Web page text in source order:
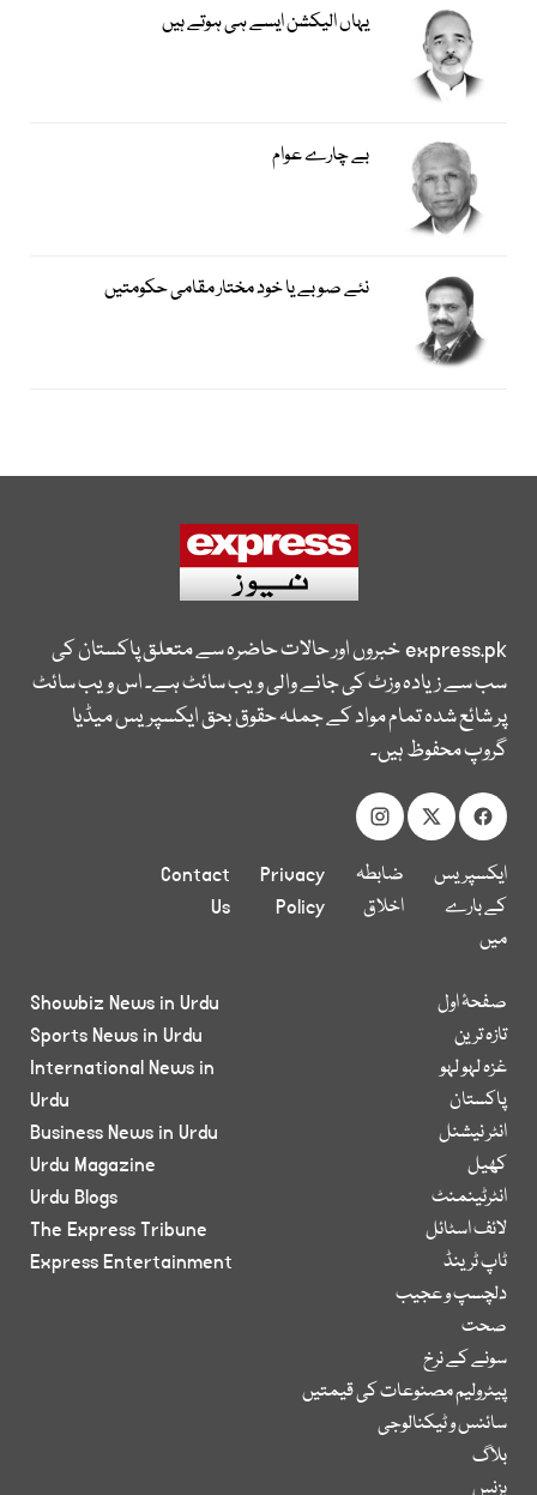
یہاں الیکشن ایسے ہی ہوتے ہیں
بے چارے عوام
نئے صوبے یا خود مختار مقامی حکومتیں
express.pkخبروں اور حالات حاضرہ سے متعلق پاکستان کی
سب سے زیادہ وزٹ کی جانے والی ویب سائٹ ہے۔ اس ویب سائٹ
پر شائع شدہ تمام مواد کے جملہ حقوق بحق ایکسپریس میڈیا
گروپ محفوظ ہیں۔
ایکسپریس
کے بارے
میں
ضابطہ
اخلاق
Privacy
Policy
Contact
Us
صفحۂ اول
تازہ ترین
غزہ لہو لہو
پاکستان
انٹر نیشنل
کھیل
انٹرٹینمنٹ
لائف اسٹائل
ٹاپ ٹرینڈ
دلچسپ و عجیب
صحت
سونے کے نرخ
پیٹرولیم مصنوعات کی قیمتیں
سائنس و ٹیکنالوجی
بلاگ
بزنس
Showbiz News in Urdu
Sports News in Urdu
International News in
Urdu
Business News in Urdu
Urdu Magazine
Urdu Blogs
The Express Tribune
Express Entertainment